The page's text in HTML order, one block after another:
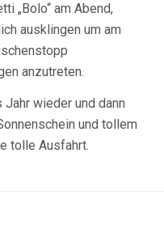
„Bolo“ am Abend,
ausklingen um am
anzutreten.
wieder und dann
und tollem
tolle Ausfahrt.